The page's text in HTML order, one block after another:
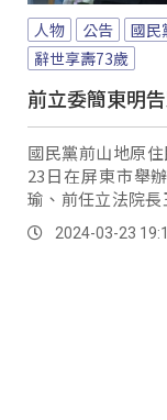
人物 公告 國民
辭世享壽73歲
前立委簡東明
國民黨前山地原
23日在屏東市舉
瑜、前任立法院長
致意，尤其簡東明
原住民族委員會也
2024-03-23